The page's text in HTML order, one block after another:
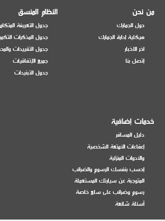
من نحن
حول الجمارك
هيكلية إدارة الجمارك
اخر الاخبار
إتصل بنا
النظام المنسق
جدول التعريفة
جدول المذكرات
جدول التقييدات
جميع الإتفاقيات
جدول التبنيدات
خدمات إضافية
دليل المسافر
إعفاءات الأمتعة الشخصية
والأدوات المنزلية
إحسب بنفسك الرسوم والضرائب
المتوجبة عن سيارتك المستعملة
رسوم وضرائب على سلع خاصة
أسئلة شائعة